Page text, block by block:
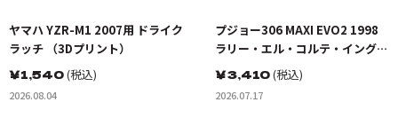
ヤマハ YZR-M1 2007用 ドライク
ラッチ （3Dプリント）
￥1,540(税込)
2026.08.04
プジョー306 MAXI EVO2 1998
ラリー・エル・コルテ・イングレ
ス ウィナー用 ディテールアップ
パーツ
￥3,410(税込)
2026.07.17